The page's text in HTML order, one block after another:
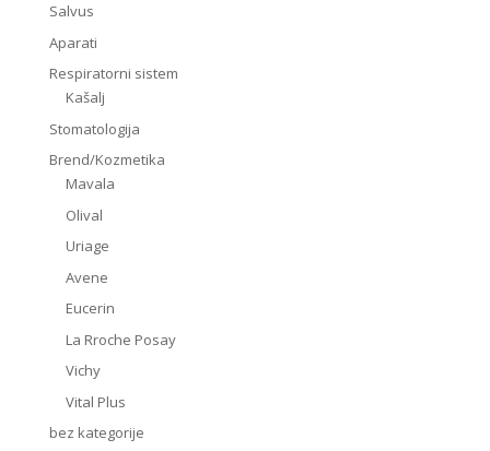
Salvus
Aparati
Respiratorni sistem
Kašalj
Stomatologija
Brend/Kozmetika
Mavala
Olival
Uriage
Avene
Eucerin
La Rroche Posay
Vichy
Vital Plus
bez kategorije